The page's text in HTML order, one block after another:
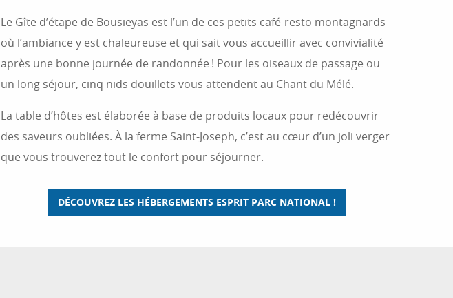
Le Gîte d’étape de Bousieyas est l’un de ces petits café-resto montagnards
où l’ambiance y est chaleureuse et qui sait vous accueillir avec convivialité
après une bonne journée de randonnée ! Pour les oiseaux de passage ou
un long séjour, cinq nids douillets vous attendent au Chant du Mélé.
La table d’hôtes est élaborée à base de produits locaux pour redécouvrir
des saveurs oubliées. À la ferme Saint-Joseph, c’est au cœur d’un joli verger
que vous trouverez tout le confort pour séjourner.
DÉCOUVREZ LES HÉBERGEMENTS ESPRIT PARC NATIONAL !